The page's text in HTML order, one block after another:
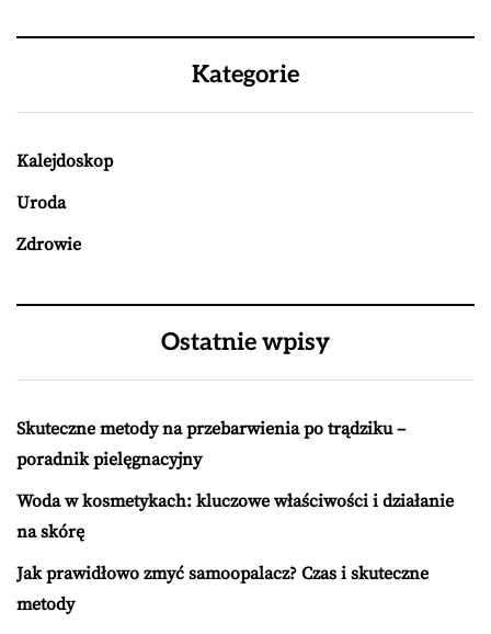
Kategorie
Kalejdoskop
Uroda
Zdrowie
Ostatnie wpisy
Skuteczne metody na przebarwienia po trądziku –
poradnik pielęgnacyjny
Woda w kosmetykach: kluczowe właściwości i działanie
na skórę
Jak prawidłowo zmyć samoopalacz? Czas i skuteczne
metody